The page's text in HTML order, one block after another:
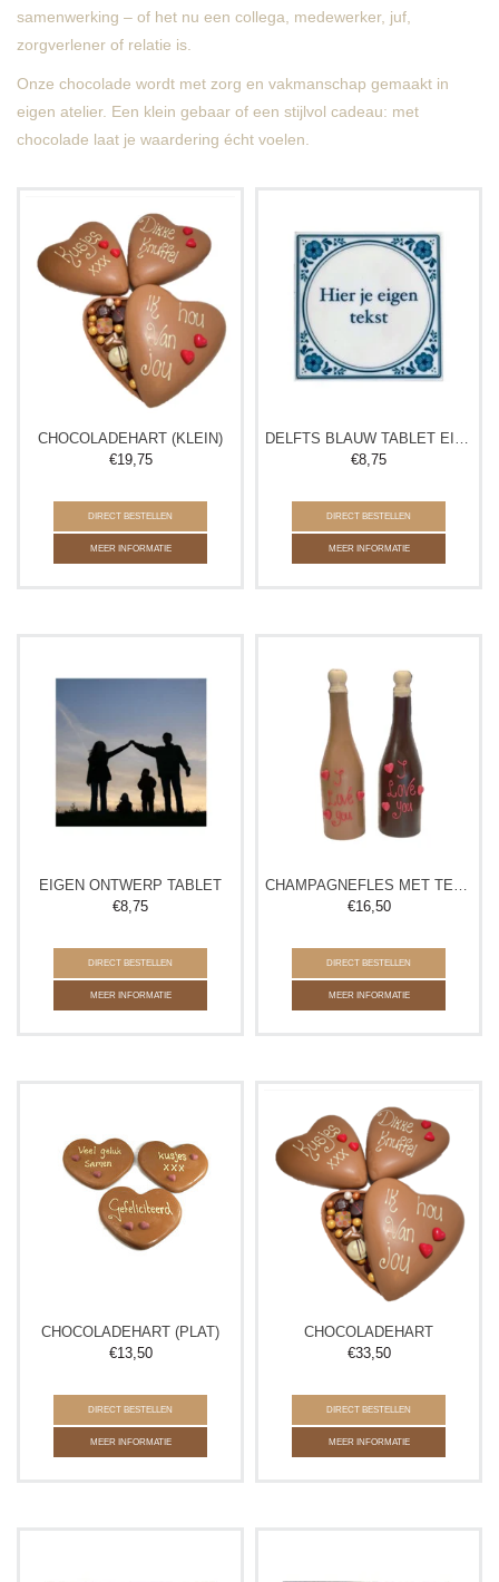
samenwerking – of het nu een collega, medewerker, juf,
zorgverlener of relatie is.
Onze chocolade wordt met zorg en vakmanschap gemaakt in
eigen atelier. Een klein gebaar of een stijlvol cadeau: met
chocolade laat je waardering écht voelen.
CHOCOLADEHART (KLEIN)
€19,75
DIRECT BESTELLEN
MEER INFORMATIE
DELFTS BLAUW TABLET EIGEN TEKST
€8,75
DIRECT BESTELLEN
MEER INFORMATIE
EIGEN ONTWERP TABLET
€8,75
DIRECT BESTELLEN
MEER INFORMATIE
CHAMPAGNEFLES MET TEKST
€16,50
DIRECT BESTELLEN
MEER INFORMATIE
CHOCOLADEHART (PLAT)
€13,50
DIRECT BESTELLEN
MEER INFORMATIE
CHOCOLADEHART
€33,50
DIRECT BESTELLEN
MEER INFORMATIE